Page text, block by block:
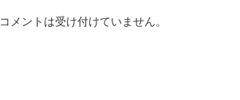
コメントは受け付けていません。